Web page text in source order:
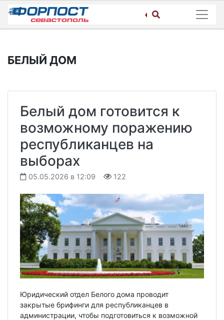
Skip
content
БЕЛЫЙ ДОМ
Белый дом готовится к
возможному поражению
республиканцев на
выборах
05.05.2026 в 12:09 122
Юридический отдел Белого дома проводит
закрытые брифинги для республиканцев в
администрации, чтобы подготовиться к возможной